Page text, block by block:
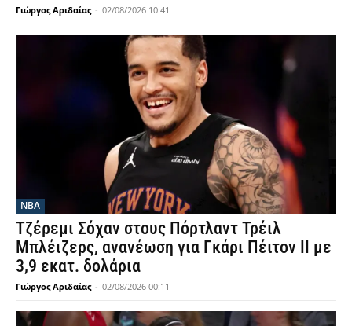
Γιώργος Αριδαίας - 02/08/2026 10:41
NBA
Τζέρεμι Σόχαν στους Πόρτλαντ Τρέιλ
Μπλέιζερς, ανανέωση για Γκάρι Πέιτον ΙΙ με
3,9 εκατ. δολάρια
Γιώργος Αριδαίας - 02/08/2026 00:11